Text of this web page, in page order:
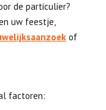
de particulier?
uw feestje,
of
factoren: